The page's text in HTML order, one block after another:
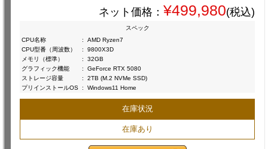
ネット価格： ¥499,980(税込)
スペック
CPU名称
:
AMD Ryzen7
CPU型番（周波数）
:
9800X3D
メモリ（標準）
:
32GB
グラフィック機能
:
GeForce RTX 5080
ストレージ容量
:
2TB (M.2 NVMe SSD)
プリインストールOS : Windows11 Home
在庫状況
在庫あり